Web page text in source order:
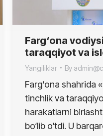
Farg‘ona
taraqqiyot va
Yangiliklar By
Farg‘ona shahrida
tinchlik va
harakatlarni
bo‘lib o‘tdi. U